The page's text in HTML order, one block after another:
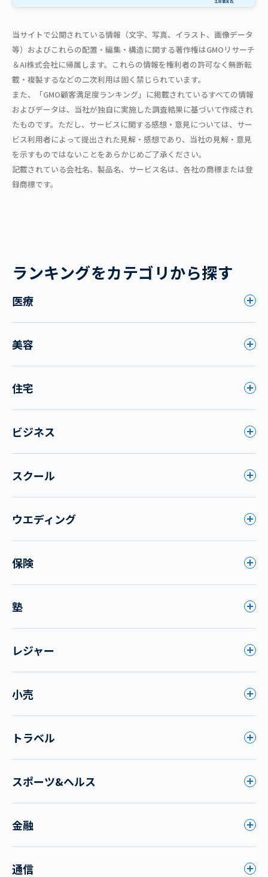
当サイトで公開されている情報（文字、写真、イラスト、画像データ
等）およびこれらの配置・編集・構造に関する著作権はGMOリサーチ
＆AI株式会社に帰属します。これらの情報を権利者の許可なく無断転
載・複製するなどの二次利用は固く禁じられています。
また、「GMO顧客満足度ランキング」に掲載されているすべての情報
およびデータは、当社が独自に実施した調査結果に基づいて作成され
たものです。ただし、サービスに関する感想・意見については、サー
ビス利用者によって提出された見解・感想であり、当社の見解・意見
を示すものではないことをあらかじめご了承ください。
記載されている会社名、製品名、サービス名は、各社の商標または登
録商標です。
ランキングをカテゴリから探す
医療
美容
住宅
ビジネス
スクール
ウエディング
保険
塾
レジャー
小売
トラベル
スポーツ&ヘルス
金融
通信